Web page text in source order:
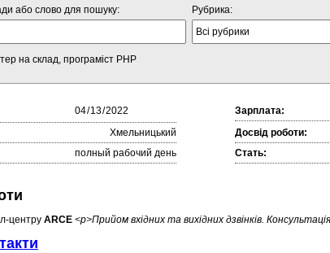
або слово для пошуку:
на склад, програміст PHP
Рубрика:
Зарплата:
Хмельницький Досвід роботи:
полный рабочий день Стать:
центру ARCE <p>Прийом вхідних та вихідних дзвінків.